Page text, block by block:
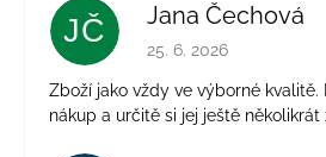
JČ Jana Čechová
Hodnocení obchodu je
25. 6. 2026
Zboží jako vždy ve výborné kvalitě.
nákup a určitě si jej ještě několikrát